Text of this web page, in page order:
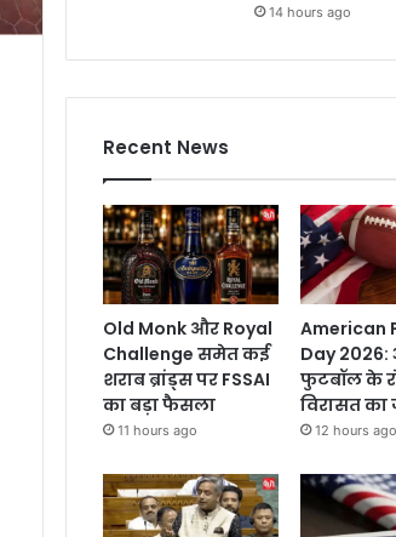
14 hours ago
Recent News
Old Monk और Royal
Challenge समेत कई
शराब ब्रांड्स पर FSSAI
का बड़ा फैसला
11 hours ago
American
Day 2026:
फुटबॉल के
विरासत का
12 hours ago